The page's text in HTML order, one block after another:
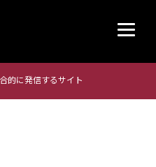
的に発信するサイト